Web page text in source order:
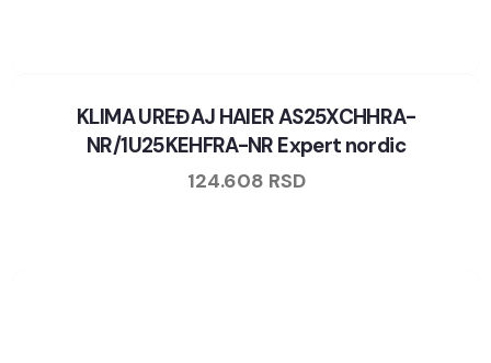
KLIMA UREĐAJ HAIER AS25XCHHRA-
NR/1U25KEHFRA-NR Expert nordic
124.608 RSD